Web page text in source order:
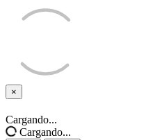
×
Cerrar
Cargando...
Cargando...